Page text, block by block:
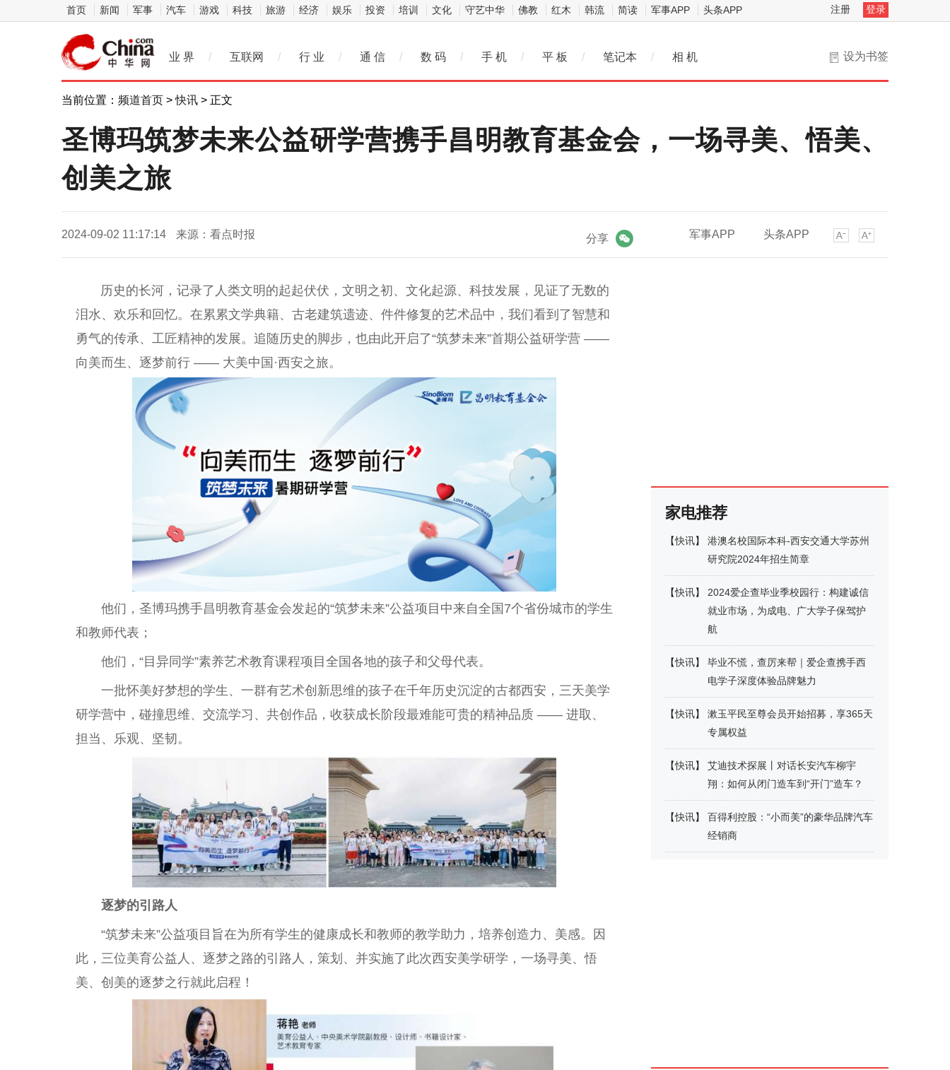
首页 新闻 军事 汽车 游戏 科技 旅游 经济 娱乐 投资 培训 文化 守艺中华 佛教 红木 韩流 简读 军事APP 头条APP 注册 登录
设为书签
业 界 / 互联网 / 行 业 / 通 信 / 数 码 / 手 机 / 平 板 / 笔记本 / 相 机
当前位置： 频道首页 >快讯 > 正文
圣博玛筑梦未来公益研学营携手昌明教育基金会，一场寻美、悟美、
创美之旅
2024-09-02 11:17:14 来源：看点时报 军事APP 头条APP
分享
历史的长河，记录了人类文明的起起伏伏，文明之初、文化起源、科技发展，见证了无数的
泪水、欢乐和回忆。在累累文学典籍、古老建筑遗迹、件件修复的艺术品中，我们看到了智慧和
勇气的传承、工匠精神的发展。追随历史的脚步，也由此开启了“筑梦未来”首期公益研学营 ——
向美而生、逐梦前行 —— 大美中国·西安之旅。
他们，圣博玛携手昌明教育基金会发起的“筑梦未来”公益项目中来自全国7个省份城市的学生
和教师代表；
他们，“目异同学”素养艺术教育课程项目全国各地的孩子和父母代表。
一批怀美好梦想的学生、一群有艺术创新思维的孩子在千年历史沉淀的古都西安，三天美学
研学营中，碰撞思维、交流学习、共创作品，收获成长阶段最难能可贵的精神品质 —— 进取、
担当、乐观、坚韧。
逐梦的引路人
“筑梦未来”公益项目旨在为所有学生的健康成长和教师的教学助力，培养创造力、美感。因
此，三位美育公益人、逐梦之路的引路人，策划、并实施了此次西安美学研学，一场寻美、悟
美、创美的逐梦之行就此启程！
家电推荐
【快讯】
港澳名校国际本科-西安交通大学苏州
研究院2024年招生简章
【快讯】
2024爱企查毕业季校园行：构建诚信
就业市场，为成电、广大学子保驾护
航
【快讯】
毕业不慌，查厉来帮｜爱企查携手西
电学子深度体验品牌魅力
【快讯】
漱玉平民至尊会员开始招募，享365天
专属权益
【快讯】
艾迪技术探展丨对话长安汽车柳宇
翔：如何从闭门造车到“开门”造车？
【快讯】
百得利控股：“小而美”的豪华品牌汽车
经销商